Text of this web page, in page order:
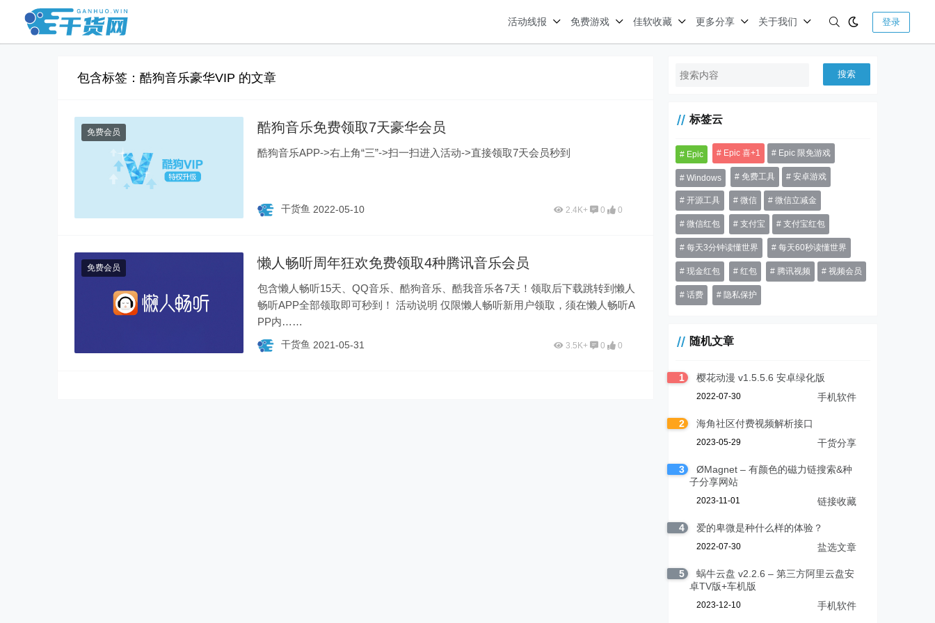
活动线报 免费游戏 佳软收藏 更多分享 关于我们 登录
包含标签：酷狗音乐豪华VIP 的文章
免费会员 酷狗音乐免费领取7天豪华会员
酷狗音乐APP->右上角“三”->扫一扫进入活动->直接领取7天会员秒到
干货鱼 2022-05-10 2.4K+ 0 0
免费会员 懒人畅听周年狂欢免费领取4种腾讯音乐会员
包含懒人畅听15天、QQ音乐、酷狗音乐、酷我音乐各7天！领取后下载跳转到懒人
畅听APP全部领取即可秒到！ 活动说明 仅限懒人畅听新用户领取，须在懒人畅听A
PP内……
干货鱼 2021-05-31 3.5K+ 0 0
搜索
标签云
Epic Epic 喜+1 Epic 限免游戏
Windows 免费工具 安卓游戏
开源工具 微信 微信立减金
微信红包 支付宝 支付宝红包
每天3分钟读懂世界 每天60秒读懂世界
现金红包 红包 腾讯视频 视频会员
话费 隐私保护
随机文章
1 樱花动漫 v1.5.5.6 安卓绿化版
2022-07-30 手机软件
2 海角社区付费视频解析接口
2023-05-29 干货分享
3
ØMagnet – 有颜色的磁力链搜索&种
子分享网站
2023-11-01 链接收藏
4 爱的卑微是种什么样的体验？
2022-07-30 盐选文章
5
蜗牛云盘 v2.2.6 – 第三方阿里云盘安
卓TV版+车机版
2023-12-10 手机软件